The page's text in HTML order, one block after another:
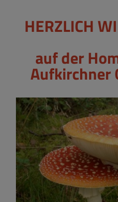
HERZLICH
auf der
Aufkirchner